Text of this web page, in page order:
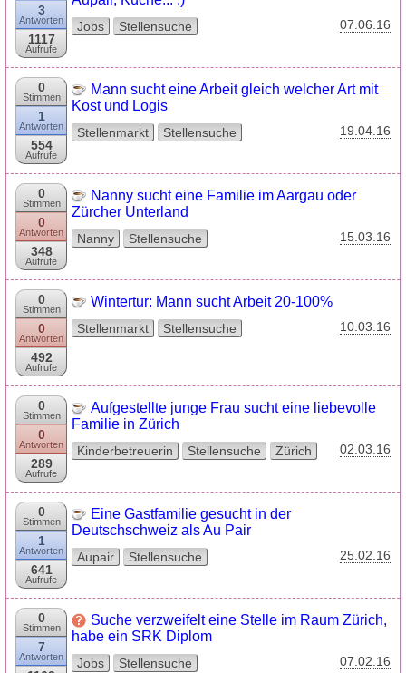
3
Antworten
1117
Aufrufe
Jobs Stellensuche 07.06.16
0
Stimmen
1
Antworten
554
Aufrufe
Mann sucht eine Arbeit gleich welcher Art mit
Kost und Logis
Stellenmarkt Stellensuche 19.04.16
0
Stimmen
0
Antworten
348
Aufrufe
Nanny sucht eine Familie im Aargau oder
Zürcher Unterland
Nanny Stellensuche 15.03.16
0
Stimmen
0
Antworten
492
Aufrufe
Wintertur: Mann sucht Arbeit 20-100%
Stellenmarkt Stellensuche 10.03.16
0
Stimmen
0
Antworten
289
Aufrufe
Aufgestellte junge Frau sucht eine liebevolle
Familie in Zürich
Kinderbetreuerin Stellensuche Zürich 02.03.16
0
Stimmen
1
Antworten
641
Aufrufe
Eine Gastfamilie gesucht in der
Deutschschweiz als Au Pair
Aupair Stellensuche 25.02.16
0
Stimmen
7
Antworten
Suche verzweifelt eine Stelle im Raum Zürich,
habe ein SRK Diplom
Jobs Stellensuche 07.02.16